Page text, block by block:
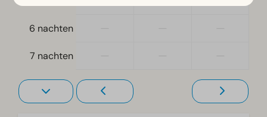
Gelijkvloers
Televisie
6 nachten
7 nachten